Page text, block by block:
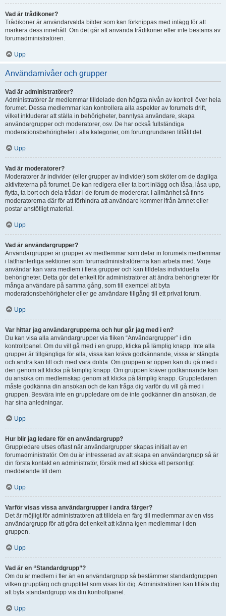
Vad är trådikoner?
Trådikoner är användarvalda bilder som kan förknippas med inlägg för att
markera dess innehåll. Om det går att använda trådikoner eller inte bestäms av
forumadministratören.
Upp
Användarnivåer och grupper
Vad är administratörer?
Administratörer är medlemmar tilldelade den högsta nivån av kontroll över hela
forumet. Dessa medlemmar kan kontrollera alla aspekter av forumets drift,
vilket inkluderar att ställa in behörigheter, bannlysa användare, skapa
användargrupper och moderatorer, osv. De har också fullständiga
moderationsbehörigheter i alla kategorier, om forumgrundaren tillåtit det.
Upp
Vad är moderatorer?
Moderatorer är individer (eller grupper av individer) som sköter om de dagliga
aktiviteterna på forumet. De kan redigera eller ta bort inlägg och låsa, låsa upp,
flytta, ta bort och dela trådar i de forum de modererar. I allmänhet så finns
moderatorerna där för att förhindra att användare kommer ifrån ämnet eller
postar anstötligt material.
Upp
Vad är användargrupper?
Användargrupper är grupper av medlemmar som delar in forumets medlemmar
i lätthanterliga sektioner som forumadministratörerna kan arbeta med. Varje
användar kan vara medlem i flera grupper och kan tilldelas individuella
behörigheter. Detta gör det enkelt för administratörer att ändra behörigheter för
många användare på samma gång, som till exempel att byta
moderationsbehörigheter eller ge användare tillgång till ett privat forum.
Upp
Var hittar jag användargrupperna och hur går jag med i en?
Du kan visa alla användargrupper via fliken “Användargrupper” i din
kontrollpanel. Om du vill gå med i en grupp, klicka på lämplig knapp. Inte alla
grupper är tillgängliga för alla, vissa kan kräva godkännande, vissa är stängda
och andra kan till och med vara dolda. Om gruppen är öppen kan du gå med i
den genom att klicka på lämplig knapp. Om gruppen kräver godkännande kan
du ansöka om medlemskap genom att klicka på lämplig knapp. Gruppledaren
måste godkänna din ansökan och de kan fråga dig varför du vill gå med i
gruppen. Besvära inte en gruppledare om de inte godkänner din ansökan, de
har sina anledningar.
Upp
Hur blir jag ledare för en användargrupp?
Gruppledare utses oftast när användargrupper skapas initialt av en
forumadministratör. Om du är intresserad av att skapa en användargrupp så är
din första kontakt en administratör, försök med att skicka ett personligt
meddelande till dem.
Upp
Varför visas vissa användargrupper i andra färger?
Det är möjligt för administratören att tilldela en färg till medlemmar av en viss
användargrupp för att göra det enkelt att känna igen medlemmar i den
gruppen.
Upp
Vad är en “Standardgrupp”?
Om du är medlem i fler än en användargrupp så bestämmer standardgruppen
vilken gruppfärg och grupptitel som visas för dig. Administratören kan tillåta dig
att byta standardgrupp via din kontrollpanel.
Upp